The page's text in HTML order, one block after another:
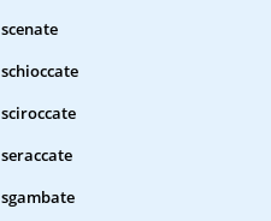
scenate
schioccate
sciroccate
seraccate
sgambate